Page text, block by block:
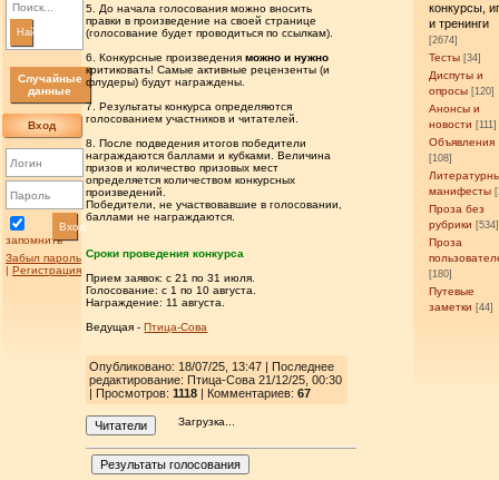
Найти
Случайные
данные
Вход
запомнить
Вход
Забыл пароль
| Регистрация
конкурсы,
и тренинги
[2674]
Тесты [34]
Диспуты и
опросы [120]
Анонсы и
новости [111]
Объявления
[108]
манифесты
Проза без
рубрики [534]
Проза
[180]
Путевые
заметки [44]
5. До начала голосования можно вносить
правки в произведение на своей странице
(голосование будет проводиться по ссылкам).
6. Конкурсные произведенияможно и нужно
критиковать! Самые активные рецензенты (и
флудеры) будут награждены.
7. Результаты конкурса определяются
голосованием участников и читателей.
8. После подведения итогов победители
награждаются баллами и кубками. Величина
призов и количество призовых мест
определяется количеством конкурсных
произведений.
Победители, не участвовавшие в голосовании,
баллами не награждаются.
Сроки проведения конкурса
Прием заявок: c 21 по 31 июля.
Голосование: с 1 по 10 августа.
Награждение: 11 августа.
Ведущая -Птица-Сова
Опубликовано: 18/07/25, 13:47 | Последнее
редактирование: Птица-Сова 21/12/25, 00:30
| Просмотров: 1118| Комментариев: 67
Читатели Загрузка...
Результаты голосования